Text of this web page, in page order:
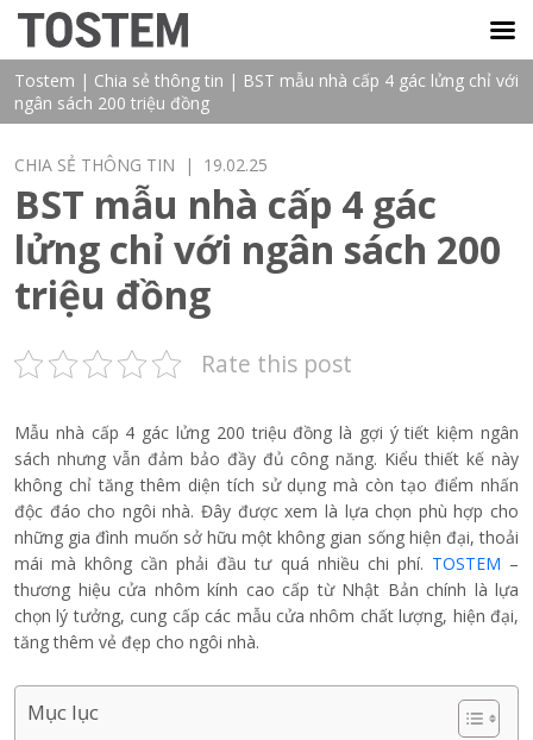
Tostem | Chia sẻ thông tin | BST mẫu nhà cấp 4 gác lửng chỉ với
ngân sách 200 triệu đồng
CHIA SẺ THÔNG TIN | 19.02.25
BST mẫu nhà cấp 4 gác
lửng chỉ với ngân sách 200
triệu đồng
Rate this post
Mẫu nhà cấp 4 gác lửng 200 triệu đồng là gợi ý tiết kiệm ngân
sách nhưng vẫn đảm bảo đầy đủ công năng. Kiểu thiết kế này
không chỉ tăng thêm diện tích sử dụng mà còn tạo điểm nhấn
độc đáo cho ngôi nhà. Đây được xem là lựa chọn phù hợp cho
những gia đình muốn sở hữu một không gian sống hiện đại, thoải
mái mà không cần phải đầu tư quá nhiều chi phí. TOSTEM –
thương hiệu cửa nhôm kính cao cấp từ Nhật Bản chính là lựa
chọn lý tưởng, cung cấp các mẫu cửa nhôm chất lượng, hiện đại,
tăng thêm vẻ đẹp cho ngôi nhà.
Mục lục
TOSTEM VIỆT NAM